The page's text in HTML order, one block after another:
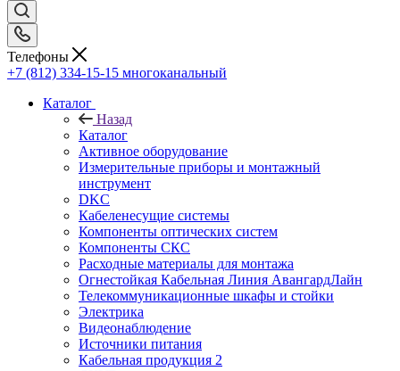
Телефоны
+7 (812) 334-15-15 многоканальный
Каталог
Назад
Каталог
Активное оборудование
Измерительные приборы и монтажный
инструмент
DKC
Кабеленесущие системы
Компоненты оптических систем
Компоненты СКС
Расходные материалы для монтажа
Огнестойкая Кабельная Линия АвангардЛайн
Телекоммуникационные шкафы и стойки
Электрика
Видеонаблюдение
Источники питания
Кабельная продукция 2